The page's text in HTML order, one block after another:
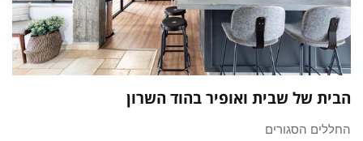
הבית של שבית ואופיר בהוד השרון
החללים הסגורים